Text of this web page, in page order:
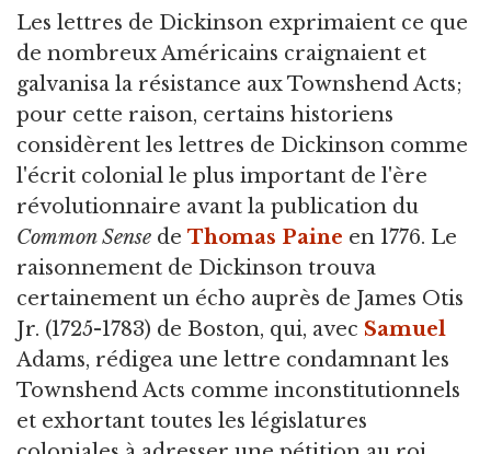
Les lettres de Dickinson exprimaient ce que
de nombreux Américains craignaient et
galvanisa la résistance aux Townshend Acts;
pour cette raison, certains historiens
considèrent les lettres de Dickinson comme
l'écrit colonial le plus important de l'ère
révolutionnaire avant la publication du
Common Sense de Thomas Paine en 1776. Le
raisonnement de Dickinson trouva
certainement un écho auprès de James Otis
Jr. (1725-1783) de Boston, qui, avec Samuel
Adams, rédigea une lettre condamnant les
Townshend Acts comme inconstitutionnels
et exhortant toutes les législatures